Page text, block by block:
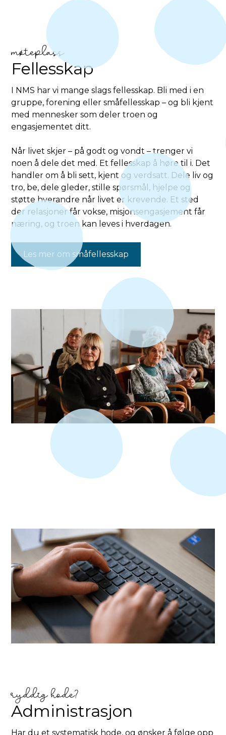
møteplass
Fellesskap
I NMS har vi mange slags fellesskap. Bli med i en
gruppe, forening eller småfellesskap – og bli kjent
med mennesker som deler troen og
engasjementet ditt.
Når livet skjer – på godt og vondt – trenger vi
noen å dele det med. Et fellesskap å høre til i. Det
handler om å bli sett, kjent og verdsatt. Dele liv og
tro, be, dele gleder, stille spørsmål, hjelpe og
støtte hverandre når livet er krevende. Et sted
der relasjoner får vokse, misjonsengasjement får
næring, og troen kan leves i hverdagen.
Les mer om småfellesskap
ryddig hode?
Administrasjon
Har du et systematisk hode, og ønsker å følge opp